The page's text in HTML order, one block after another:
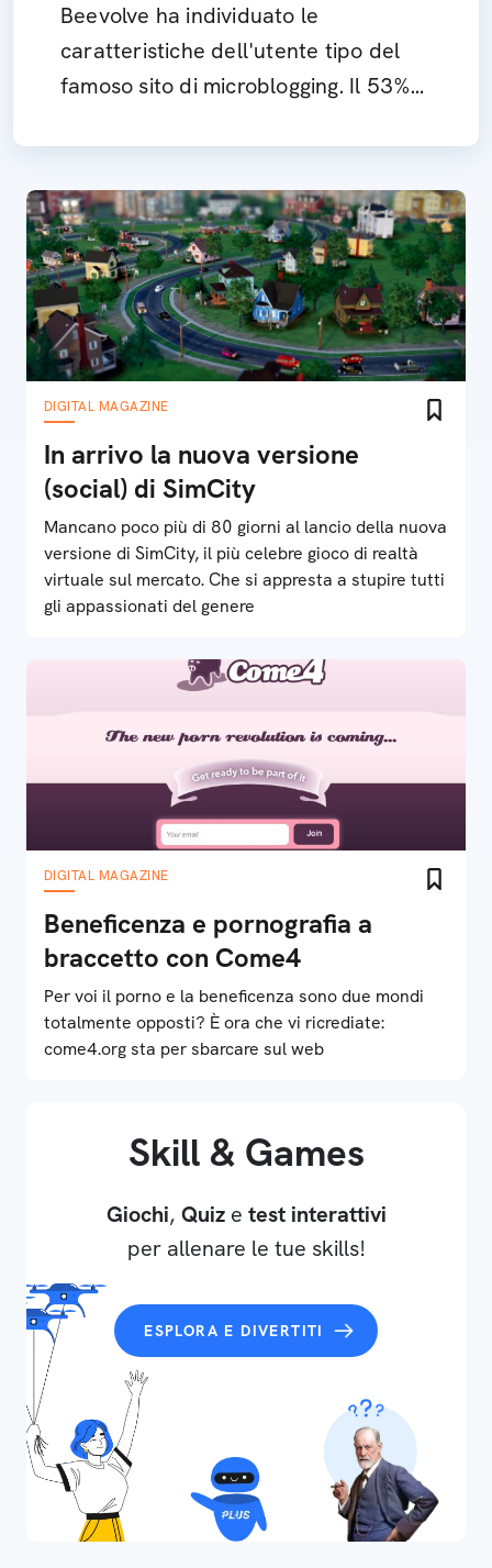
Beevolve ha individuato le
caratteristiche dell'utente tipo del
famoso sito di microblogging. Il 53%
femminile
DIGITAL MAGAZINE
In arrivo la nuova versione
(social) di SimCity
Mancano poco più di 80 giorni al lancio della nuova
versione di SimCity, il più celebre gioco di realtà
virtuale sul mercato. Che si appresta a stupire tutti
gli appassionati del genere
DIGITAL MAGAZINE
Beneficenza e pornografia a
braccetto con Come4
Per voi il porno e la beneficenza sono due mondi
totalmente opposti? È ora che vi ricrediate:
come4.org sta per sbarcare sul web
Skill & Games
Giochi, Quize test interattivi
per allenare le tue skills!
ESPLORA E DIVERTITI